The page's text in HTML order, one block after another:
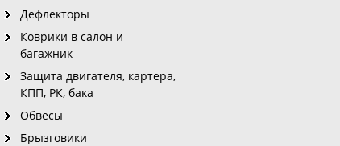
Дефлекторы
Коврики в салон и
багажник
Защита двигателя, картера,
КПП, РК, бака
Обвесы
Брызговики